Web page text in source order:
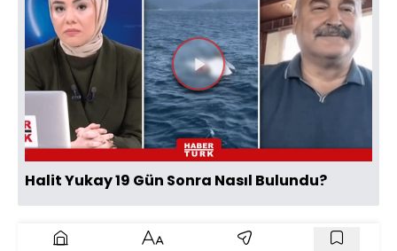
Videoyu
Oynat
Halit Yukay 19 Gün Sonra Nasıl Bulundu?